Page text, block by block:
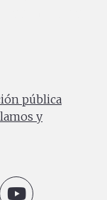
pública
y